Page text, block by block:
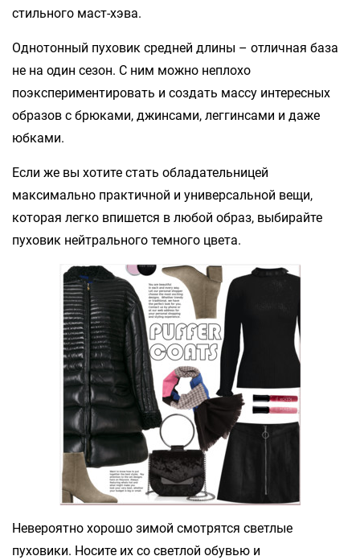
стильного маст-хэва.
Однотонный пуховик средней длины – отличная база
не на один сезон. С ним можно неплохо
поэкспериментировать и создать массу интересных
образов с брюками, джинсами, леггинсами и даже
юбками.
Если же вы хотите стать обладательницей
максимально практичной и универсальной вещи,
которая легко впишется в любой образ, выбирайте
пуховик нейтрального темного цвета.
Невероятно хорошо зимой смотрятся светлые
пуховики. Носите их со светлой обувью и